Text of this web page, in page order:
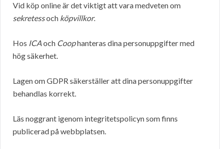
Vid köp online är det viktigt att vara medveten om
sekretessoch köpvillkor.
Hos ICAoch Coophanteras dina personuppgifter med
hög säkerhet.
Lagen om GDPR säkerställer att dina personuppgifter
behandlas korrekt.
Läs noggrant igenom integritetspolicyn som finns
publicerad på webbplatsen.